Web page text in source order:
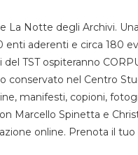
La Notte degli Archivi.
aderenti e circa 180
TST ospiteranno
conservato nel Centro
manifesti, copioni,
Marcello Spinetta e
online. Prenota il